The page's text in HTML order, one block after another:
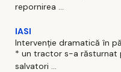
repornirea ...
IASI
Intervenție dramatică în
* un tractor s-a răsturnat
salvatori ...